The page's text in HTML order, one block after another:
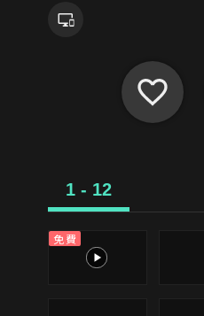
1 - 12
免費
1